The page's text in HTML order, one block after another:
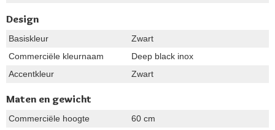
Design
Basiskleur
Zwart
Commerciële kleurnaam
Deep black inox
Accentkleur
Zwart
Maten en gewicht
Commerciële hoogte
60 cm